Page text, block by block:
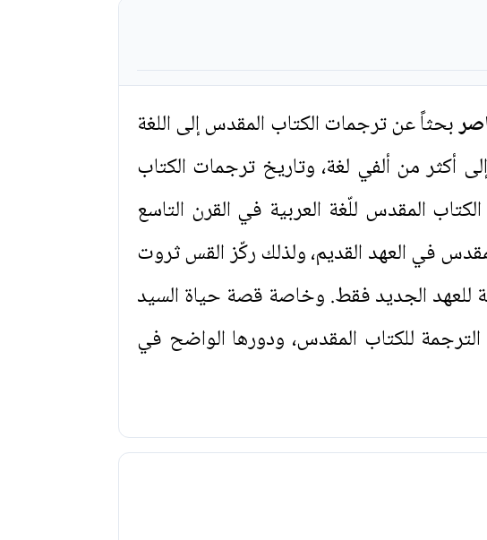
بحثاً عن ترجمات الكتاب المقدس إلى اللغة
من ألفي لغة، وتاريخ ترجمات الكتاب
المقدس للّغة العربية في القرن التاسع
في العهد القديم، ولذلك ركّز القس ثروت
للعهد الجديد فقط. وخاصة قصة حياة السيد
للكتاب المقدس، ودورها الواضح في